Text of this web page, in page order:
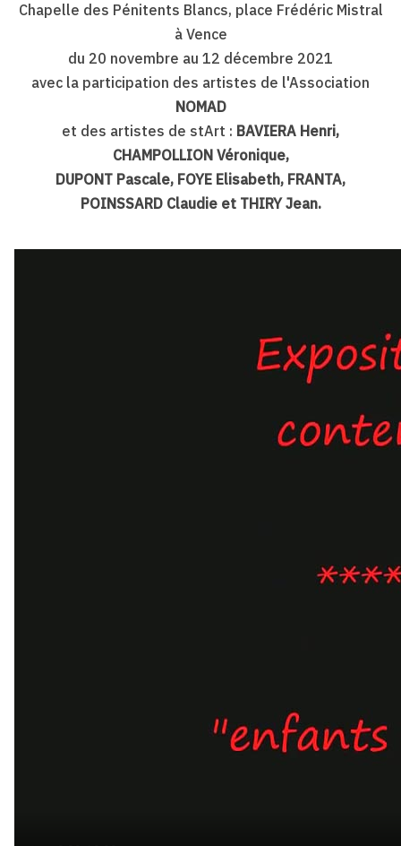
Chapelle des Pénitents Blancs, place Frédéric Mistral
à Vence
du 20 novembre au 12 décembre 2021
avec la participation des artistes de l'Association
NOMAD
et des artistes de stArt : BAVIERA Henri,
CHAMPOLLION Véronique,
DUPONT Pascale, FOYE Elisabeth, FRANTA,
POINSSARD Claudie et THIRY Jean.